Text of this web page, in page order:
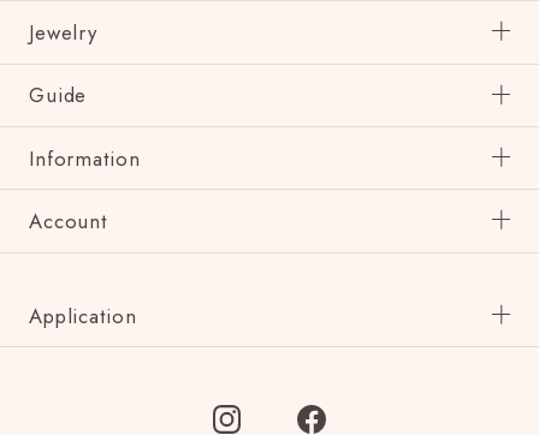
Jewelry
Guide
Information
Account
Application